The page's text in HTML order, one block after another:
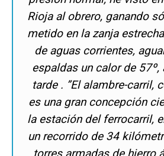
Rioja al obrero, ganando
metido en la zanja
de aguas corrientes,
espaldas un calor de 57º,
tarde . ”El alambre-carril,
es una gran concepción
la estación del ferrocarril,
un recorrido de 34
torres armadas de hierro